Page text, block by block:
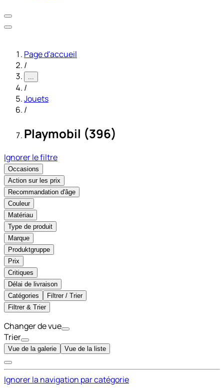
Page d'accueil
/
...
/
Jouets
/
Playmobil (396)
Ignorer le filtre
Occasions
Action sur les prix
Recommandation d'âge
Couleur
Matériau
Type de produit
Marque
Produktgruppe
Prix
Critiques
Délai de livraison
Catégories
Filtrer / Trier
Filtrer & Trier
Changer de vue
Trier
Vue de la galerie Vue de la liste
Ignorer la navigation par catégorie